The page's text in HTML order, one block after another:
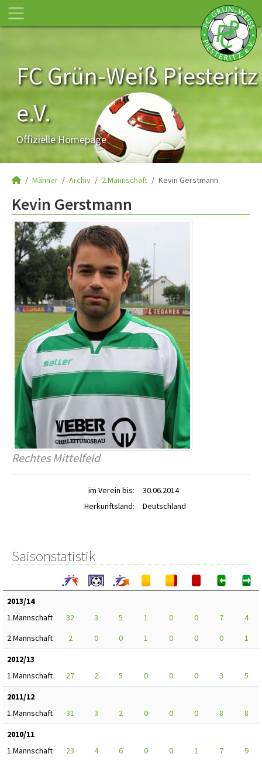
FC Grün-Weiß Piesteritz
e.V.
Offizielle Homepage
Männer Archiv 2.Mannschaft Kevin Gerstmann
Kevin Gerstmann
Rechtes Mittelfeld
im Verein bis:
30.06.2014
Herkunftsland:
Deutschland
Saisonstatistik
2013/14
1.Mannschaft
32 3 5 1 0 0 7
4
2.Mannschaft
2 0 0 1 0 0 0
1
2012/13
1.Mannschaft
27 2 5 0 0 0 3
5
2011/12
1.Mannschaft
31 3 2 0 0 0 8
8
2010/11
1.Mannschaft
23 4 6 0 0 1 7
9